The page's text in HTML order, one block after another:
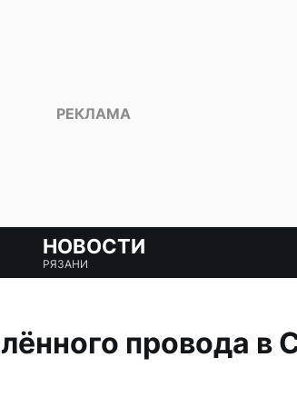
НОВОСТИ
РЯЗАНИ
провода в